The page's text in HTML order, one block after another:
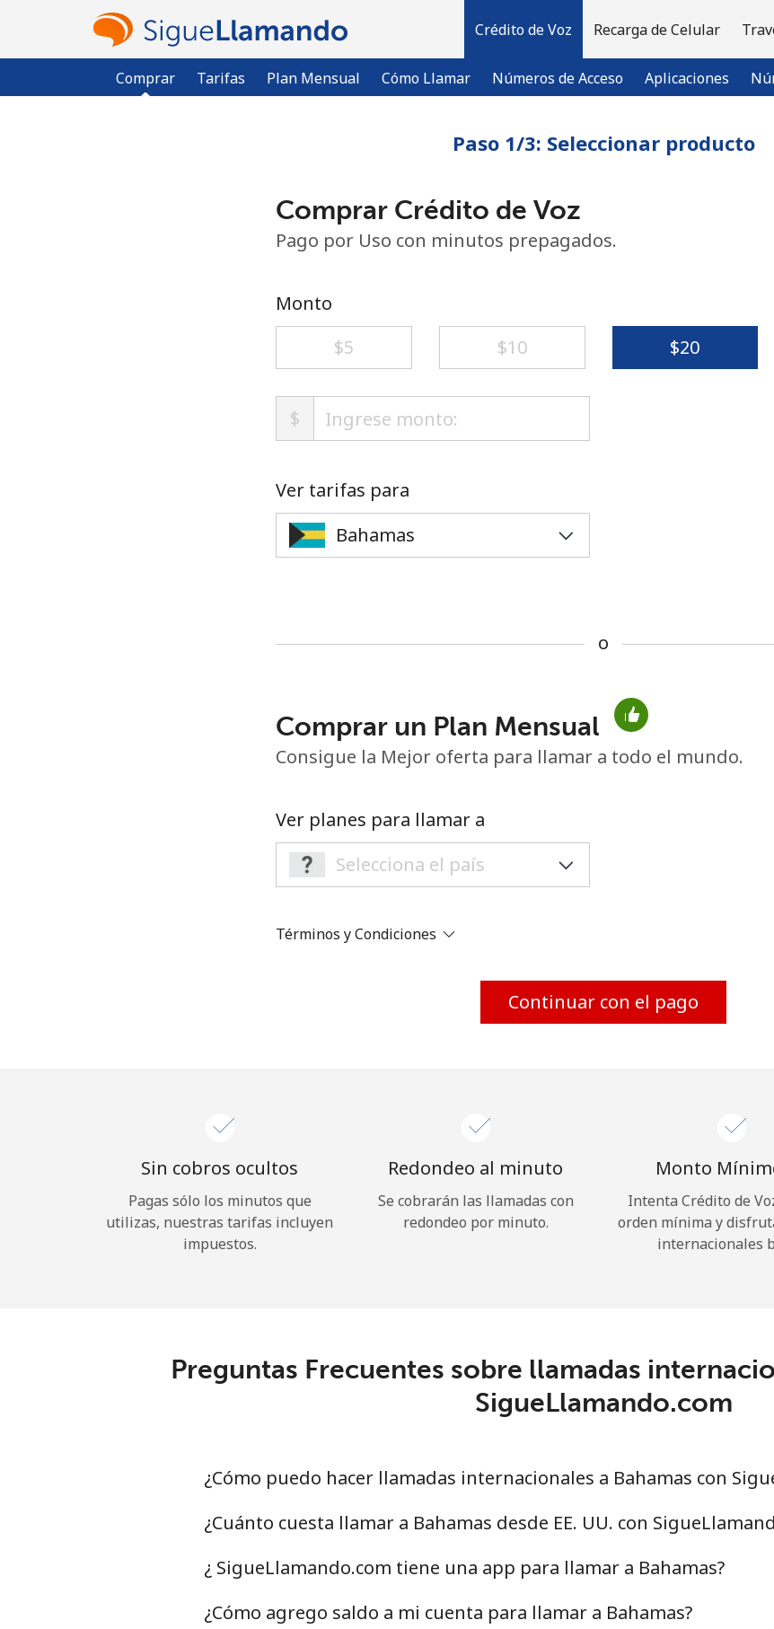
Crédito de Voz
Comprar Tarifas Plan Mensual Cómo Llamar Números de Acceso Aplicaciones
Recarga de Celular
No se ha creado una
Mínimo 8 caracteres
Un caracter especial
Mantente en contacto para recibir nuestras
¿Olvidaste tu contraseña?
o
Paso 1/3: Seleccionar producto
Comprar Crédito de Voz
Pago por Uso con minutos prepagados.
Monto
⁦$5⁩
⁦$10⁩ ⁦$20⁩
$
Ver tarifas para
o
Comprar un Plan Mensual
Consigue la Mejor oferta para llamar a todo el mundo.
Ver planes para llamar a
Términos y Condiciones
Continuar con el pago
Sin cobros ocultos
Pagas sólo los minutos que
utilizas, nuestras tarifas incluyen
impuestos.
Redondeo al minuto
Se cobrarán las llamadas con
redondeo por minuto.
Monto
Intenta Crédito de
orden mínima y
internacionales
Preguntas Frecuentes sobre llamadas
SigueLlamando.com
¿Cómo puedo hacer llamadas internacionales a Bahamas con
¿Cuánto cuesta llamar a Bahamas desde EE. UU. con
¿ SigueLlamando.com tiene una app para llamar a Bahamas?
¿Cómo agrego saldo a mi cuenta para llamar a Bahamas?